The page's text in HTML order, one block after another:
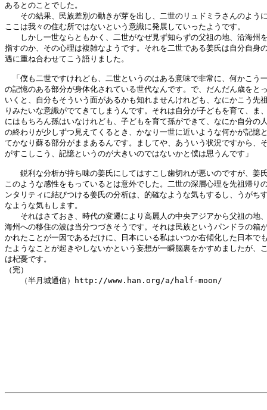
あるとのことでした。
その結果、民族差別の動きが芽を出し、二世のリュドミラさんのよう
ここは我々の住む所ではないという意識に発展していったようです。
しかし一世ならともかく、二世がなぜ見ず知らずの父祖の地、沿海州
指すのか、その心理は複雑なようです。それを二世である姜氏は自分自身
遇に重ね合わせてこう語りました。
「僕も二世ですけれども、二世というのはある意味で非常に、何かこう
の記憶のある部分が身体化されている世代なんです。で、だんだん歳をと
いくと、自分もそういう面があるかも知れませんけれども、なにかこう先
りみたいな意識がでてきてしまうんです。それは自分が子どもを育て、ま
にはもちろん孫はいなけれども、子どもを育て孫ができて、なにか自分の
の終わりが少しずつ見えてくるとき、かなり一世に近いような何かが記憶
てかなり蘇る部分がままあるんです。ましてや、あういう状況ですから、
がすこしこう、記憶というのが大きいのではないかと僕は思うんです」
鋭利な分析が持ち味の姜氏にしてはすこし歯切れが悪いのですが、姜
このような感性をもっているとは意外でした。二世の深層心理を先祖帰り
ンタリティに結びつける姜氏の分析は、的確なような気もするし、うがち
なような気もします。
それはさておき、時代の変遷により高麗人の中央アジアから父祖の地
海州への移住の波は当分つづきそうです。それは民族というパンドラの箱
かれたことが一因であるだけに、日本にいる私はいつか右傾化した日本で
たようなことが起きやしないかという妄想が一瞬脳裏をかすめましたが、
は杞憂です。
（完）
（半月城通信）http://www.han.org/a/half-moon/